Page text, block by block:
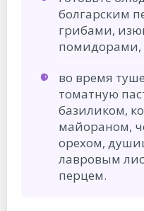
болгарским
грибами,
помидорами,
во время
томатную
базиликом,
майораном,
орехом,
лавровым
перцем.